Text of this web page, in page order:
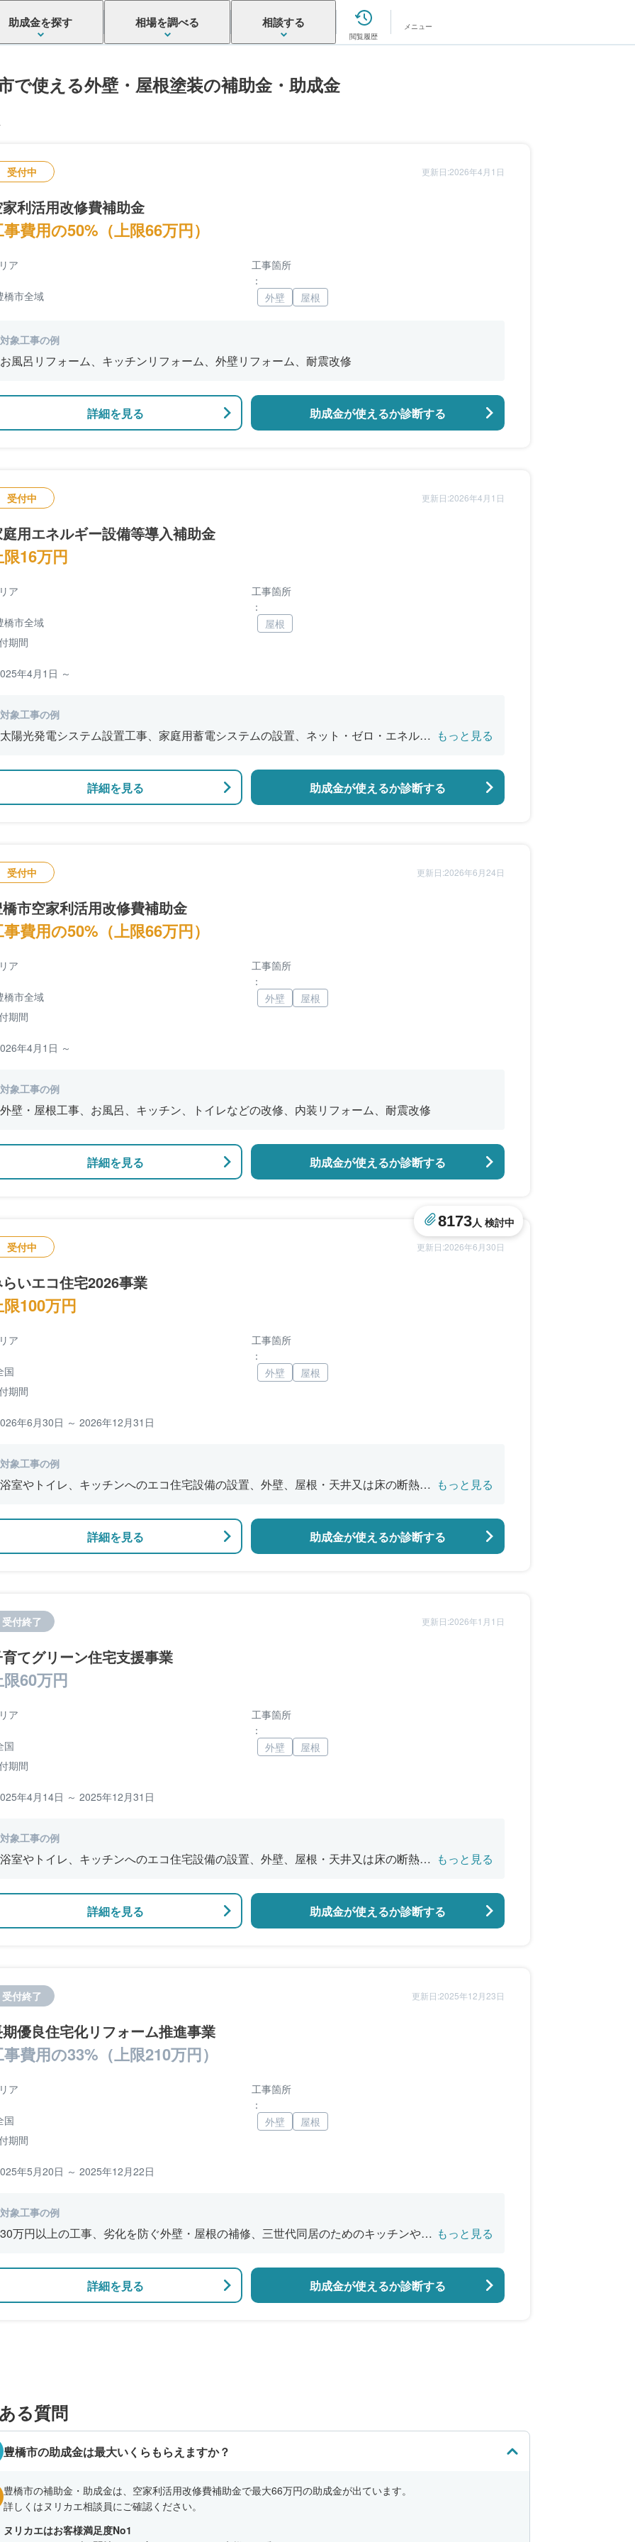
助成金を探す 相場を調べる 相談する
閲覧履歴
メニュー
で使える外壁・屋根塗装の補助金・助成金
受付中 更新日:2026年4月1日
利活用改修費補助金
費用の50%（上限66万円）
ア
橋市全域
工事箇所
：
外壁
屋根
対象工事の例
お風呂リフォーム、キッチンリフォーム、外壁リフォーム、耐震改修
詳細を見る 助成金が使えるか診断する
受付中 更新日:2026年4月1日
用エネルギー設備等導入補助金
16万円
ア
橋市全域
期間
年4月1日 ～
工事箇所
：
屋根
対象工事の例
太陽光発電システム設置工事、家庭用蓄電システムの設置、ネット・ゼロ・エネル
もっと見る
詳細を見る 助成金が使えるか診断する
受付中 更新日:2026年6月24日
市空家利活用改修費補助金
費用の50%（上限66万円）
ア
橋市全域
期間
年4月1日 ～
工事箇所
：
外壁
屋根
対象工事の例
外壁・屋根工事、お風呂、キッチン、トイレなどの改修、内装リフォーム、耐震改修
詳細を見る 助成金が使えるか診断する
受付中 更新日:2026年6月30日
いエコ住宅2026事業
100万円
8173人 検討中
ア
国
期間
年6月30日 ～ 2026年12月31日
工事箇所
：
外壁
屋根
対象工事の例
浴室やトイレ、キッチンへのエコ住宅設備の設置、外壁、屋根・天井又は床の断熱改 もっと見る
詳細を見る 助成金が使えるか診断する
受付終了 更新日:2026年1月1日
てグリーン住宅支援事業
60万円
ア
国
期間
年4月14日 ～ 2025年12月31日
工事箇所
：
外壁
屋根
対象工事の例
浴室やトイレ、キッチンへのエコ住宅設備の設置、外壁、屋根・天井又は床の断熱改 もっと見る
詳細を見る 助成金が使えるか診断する
受付終了 更新日:2025年12月23日
優良住宅化リフォーム推進事業
費用の33%（上限210万円）
ア
国
期間
年5月20日 ～ 2025年12月22日
工事箇所
：
外壁
屋根
対象工事の例
30万円以上の工事、劣化を防ぐ外壁・屋根の補修、三世代同居のためのキッチンやお もっと見る
詳細を見る 助成金が使えるか診断する
る質問
豊橋市の助成金は最大いくらもらえますか？
豊橋市の補助金・助成金は、空家利活用改修費補助金で最大66万円の助成金が出ています。
詳しくはヌリカエ相談員にご確認ください。
ヌリカエはお客様満足度No1